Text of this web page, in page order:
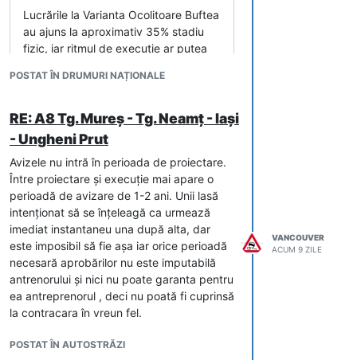
Lucrările la Varianta Ocolitoare Buftea
au ajuns la aproximativ 35% stadiu
fizic, iar ritmul de execuție ar putea
sfârșitul anului 2027, cu aproximativ
anunță secretarul de stat în Ministerul
Transporturilor, Horațiu Cosma.
POSTAT ÎN DRUMURI NAȚIONALE
RE: A8 Tg. Mureș - Tg. Neamț - Iași
- Ungheni Prut
Avizele nu intră în perioada de proiectare.
Între proiectare și execuție mai apare o
perioadă de avizare de 1-2 ani. Unii lasă
intenționat să se înțeleagă ca urmează
imediat instantaneu una după alta, dar
este imposibil să fie așa iar orice perioadă
necesară aprobărilor nu este imputabilă
antrenorului și nici nu poate garanta pentru
ea antreprenorul , deci nu poată fi cuprinsă
la contracara în vreun fel.
POSTAT ÎN AUTOSTRĂZI
VANCOUVER
ACUM 9 ZILE